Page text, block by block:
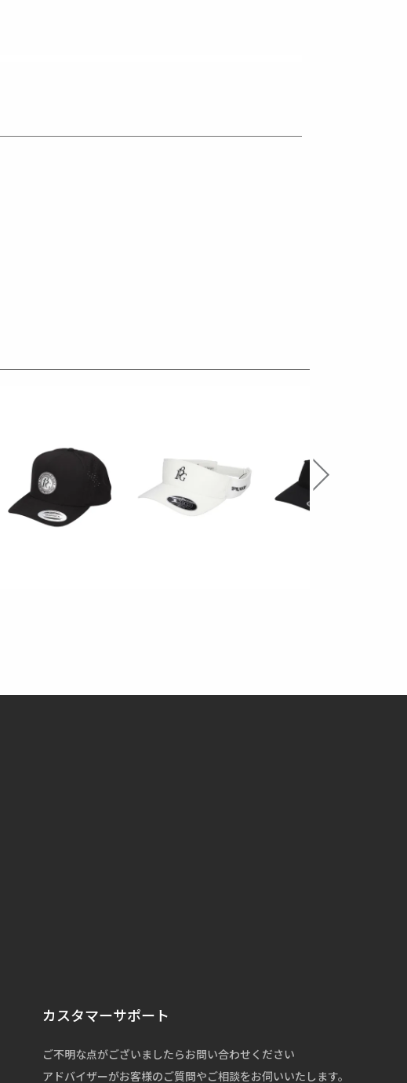
カスタマーサポート
ご不明な点がございましたらお問い合わせください
アドバイザーがお客様のご質問やご相談をお伺いいたします。